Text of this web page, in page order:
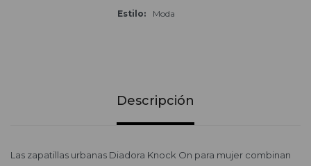
Estilo Moda
Descripción
Las zapatillas urbanas Diadora Knock On para mujer combinan